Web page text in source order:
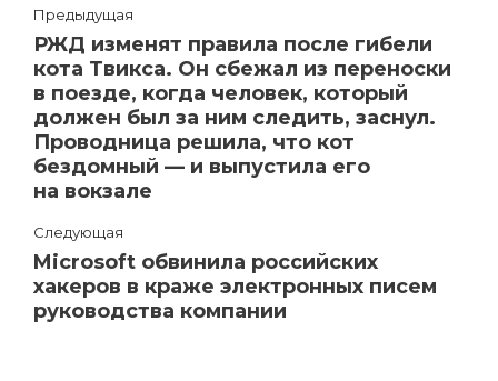
Предыдущая
РЖД изменят правила после гибели
кота Твикса. Он сбежал из переноски
в поезде, когда человек, который
должен был за ним следить, заснул.
Проводница решила, что кот
бездомный — и выпустила его
на вокзале
Следующая
Microsoft обвинила российских
хакеров в краже электронных писем
руководства компании